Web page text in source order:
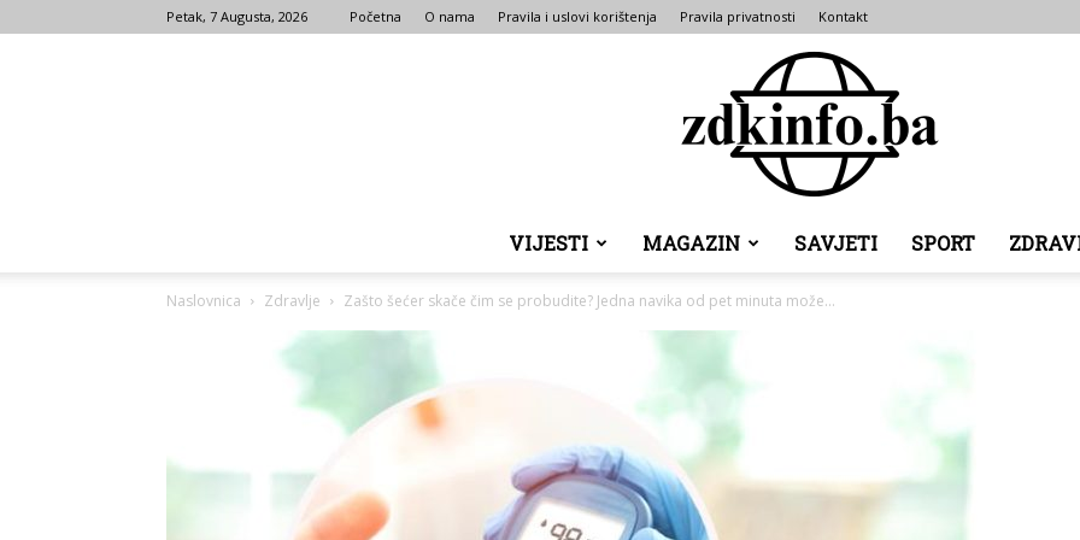
Petak, 7 Augusta, 2026 Početna O nama Pravila i uslovi korištenja Pravila privatnosti Kontakt
ZDK
VIJESTI MAGAZIN SAVJETI SPORT
Naslovnica Zdravlje Zašto šećer skače čim se probudite? Jedna navika od pet minuta može...